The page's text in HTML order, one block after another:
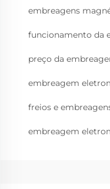
embreagens
funcionamento da
preço da
embreagem
freios e
embreagem